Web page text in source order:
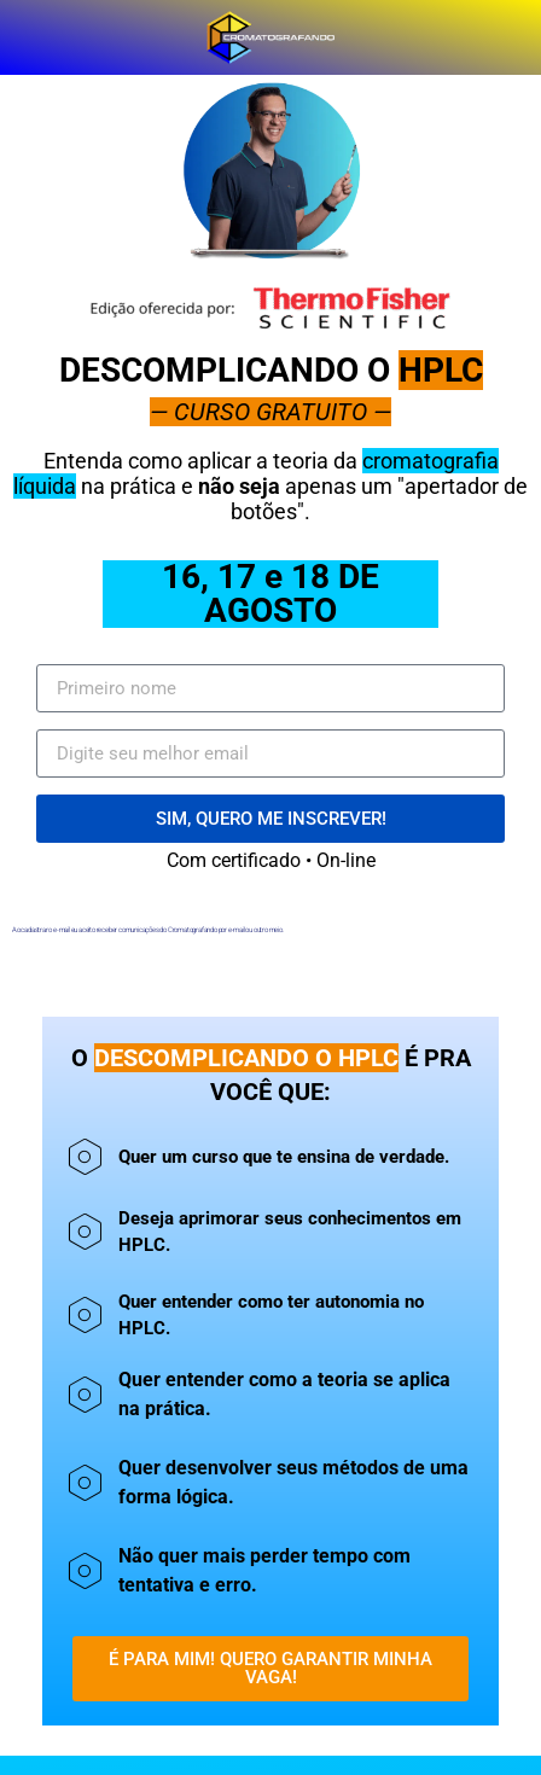
DESCOMPLICANDO O HPLC
— CURSO GRATUITO —
Entenda como aplicar a teoria da cromatografia
líquida na prática e não seja apenas um "apertador de
botões".
16, 17 e 18 DE
AGOSTO
SIM, QUERO ME INSCREVER!
Com certificado • On-line
Ao cadastrar o e-mail eu aceito receber comunicações do Cromatografando por e-mail ou outro meio.
O DESCOMPLICANDO O HPLCÉ PRA
VOCÊ QUE:
Quer um curso que te ensina de verdade.
Deseja aprimorar seus conhecimentos em
HPLC.
Quer entender como ter autonomia no
HPLC.
Quer entender como a teoria se aplica
na prática.
Quer desenvolver seus métodos de uma
forma lógica.
Não quer mais perder tempo com
tentativa e erro.
É PARA MIM! QUERO GARANTIR MINHA
VAGA!